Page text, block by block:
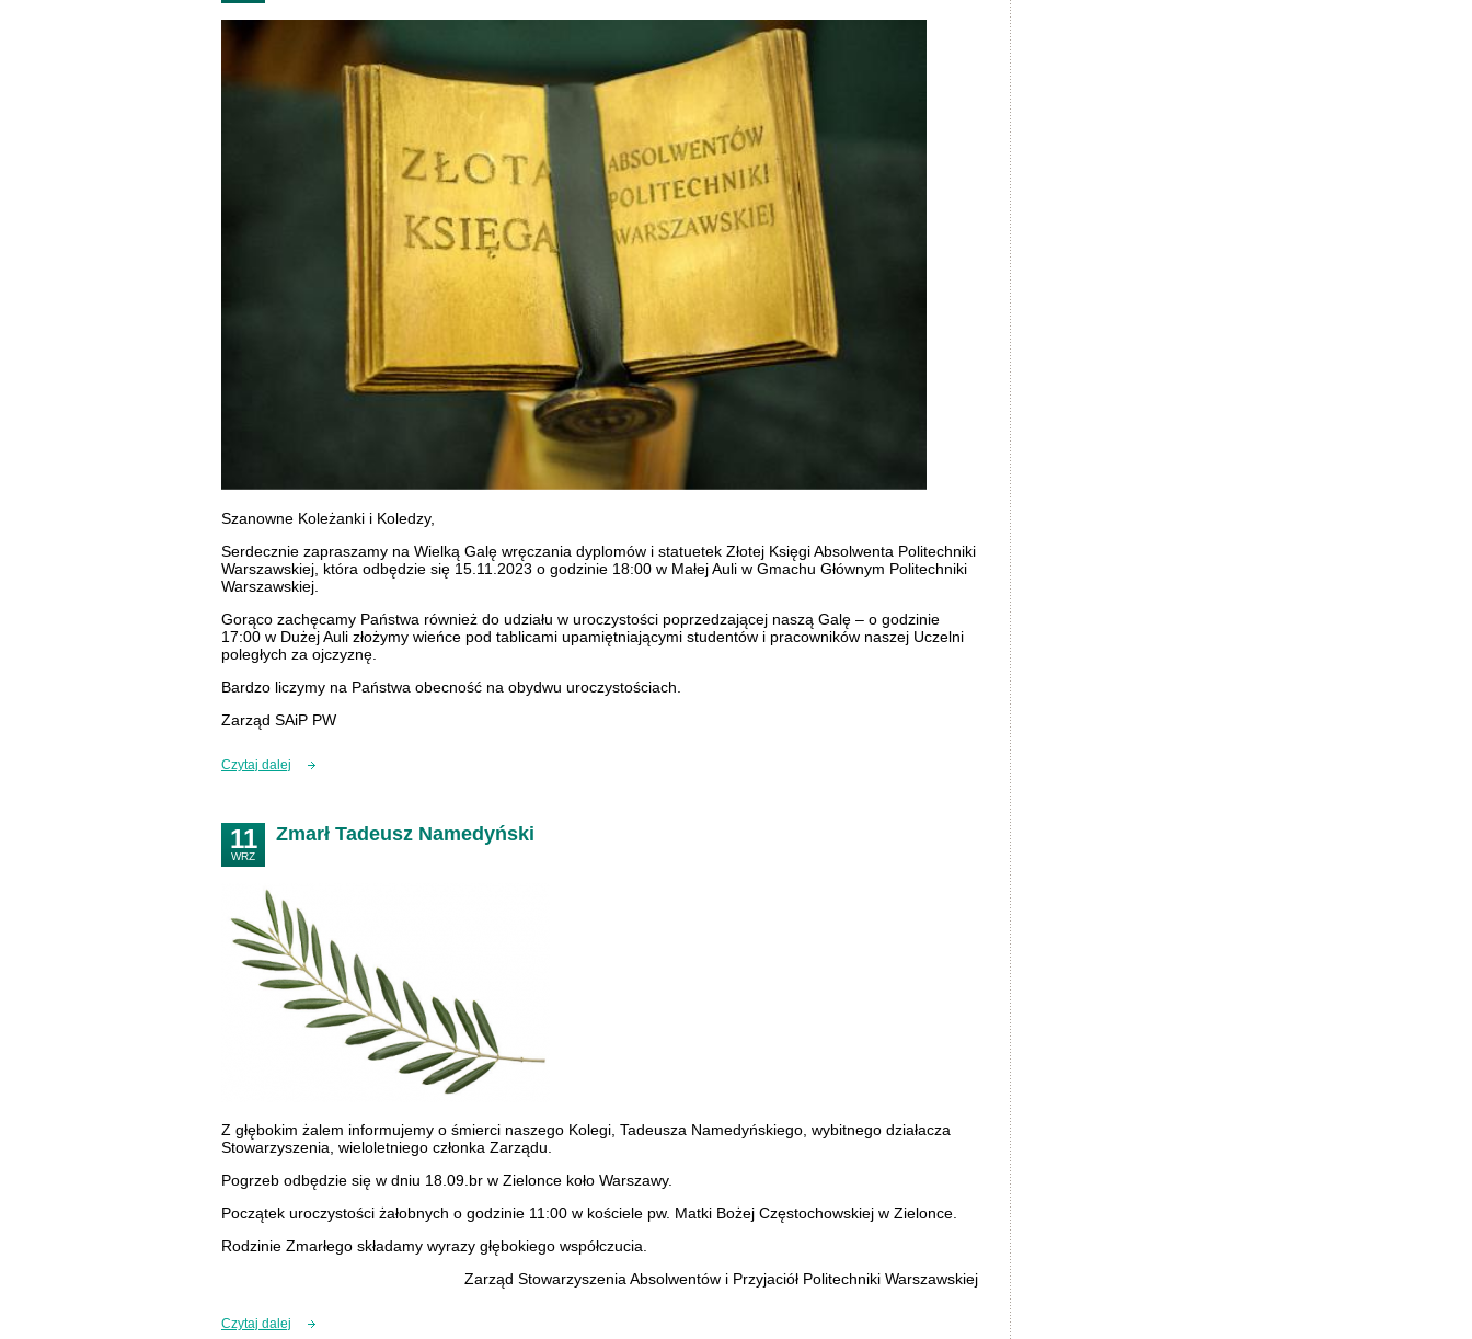
Szanowne Koleżanki i Koledzy,
Serdecznie zapraszamy na Wielką Galę wręczania dyplomów i statuetek Złotej Księgi Absolwenta Politechniki
Warszawskiej, która odbędzie się 15.11.2023 o godzinie 18:00 w Małej Auli w Gmachu Głównym Politechniki
Warszawskiej.
Gorąco zachęcamy Państwa również do udziału w uroczystości poprzedzającej naszą Galę – o godzinie
17:00 w Dużej Auli złożymy wieńce pod tablicami upamiętniającymi studentów i pracowników naszej Uczelni
poległych za ojczyznę.
Bardzo liczymy na Państwa obecność na obydwu uroczystościach.
Zarząd SAiP PW
Czytaj dalej
11
WRZ
Zmarł Tadeusz Namedyński
Z głębokim żalem informujemy o śmierci naszego Kolegi, Tadeusza Namedyńskiego, wybitnego działacza
Stowarzyszenia, wieloletniego członka Zarządu.
Pogrzeb odbędzie się w dniu 18.09.br w Zielonce koło Warszawy.
Początek uroczystości żałobnych o godzinie 11:00 w kościele pw. Matki Bożej Częstochowskiej w Zielonce.
Rodzinie Zmarłego składamy wyrazy głębokiego współczucia.
Zarząd Stowarzyszenia Absolwentów i Przyjaciół Politechniki Warszawskiej
Czytaj dalej